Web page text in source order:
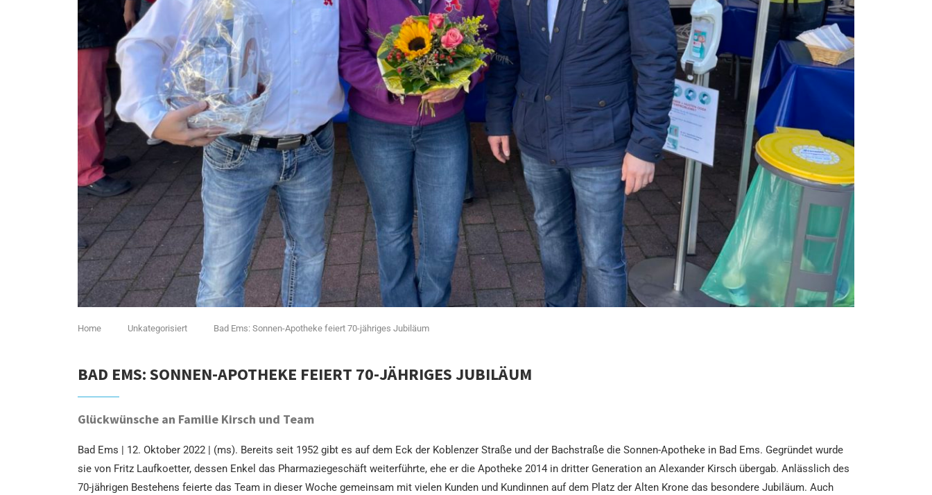
Home Unkategorisiert Bad Ems: Sonnen-Apotheke feiert 70-jähriges Jubiläum
BAD EMS: SONNEN-APOTHEKE FEIERT 70-JÄHRIGES JUBILÄUM
Glückwünsche an Familie Kirsch und Team
Bad Ems | 12. Oktober 2022 | (ms). Bereits seit 1952 gibt es auf dem Eck der Koblenzer Straße und der Bachstraße die Sonnen-Apotheke in Bad Ems. Gegründet wurde
sie von Fritz Laufkoetter, dessen Enkel das Pharmaziegeschäft weiterführte, ehe er die Apotheke 2014 in dritter Generation an Alexander Kirsch übergab. Anlässlich des
70-jährigen Bestehens feierte das Team in dieser Woche gemeinsam mit vielen Kunden und Kundinnen auf dem Platz der Alten Krone das besondere Jubiläum. Auch